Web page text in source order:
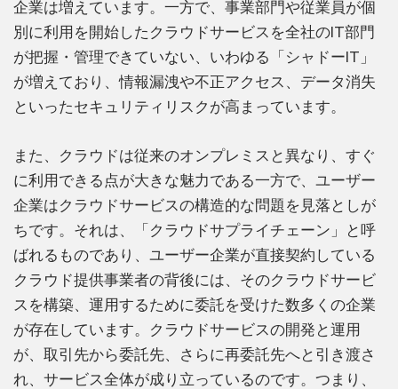
企業は増えています。一方で、事業部門や従業員が個
別に利用を開始したクラウドサービスを全社のIT部門
が把握・管理できていない、いわゆる「シャドーIT」
が増えており、情報漏洩や不正アクセス、データ消失
といったセキュリティリスクが高まっています。
また、クラウドは従来のオンプレミスと異なり、すぐ
に利用できる点が大きな魅力である一方で、ユーザー
企業はクラウドサービスの構造的な問題を見落としが
ちです。それは、「クラウドサプライチェーン」と呼
ばれるものであり、ユーザー企業が直接契約している
クラウド提供事業者の背後には、そのクラウドサービ
スを構築、運用するために委託を受けた数多くの企業
が存在しています。クラウドサービスの開発と運用
が、取引先から委託先、さらに再委託先へと引き渡さ
れ、サービス全体が成り立っているのです。つまり、